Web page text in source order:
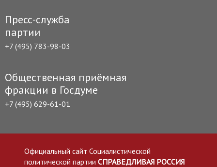
Пресс-служба
партии
+7 (495) 783-98-03
Общественная приёмная
фракции в Госдуме
+7 (495) 629-61-01
Официальный сайт Социалистической
политической партии СПРАВЕДЛИВАЯ РОССИЯ